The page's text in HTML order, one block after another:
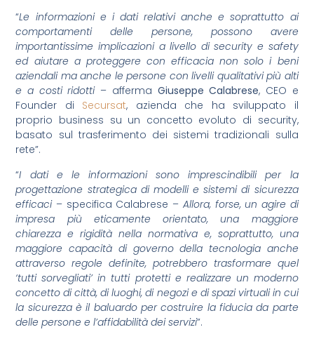
“Le informazioni e i dati relativi anche e soprattutto ai
comportamenti delle persone, possono avere
importantissime implicazioni a livello di security e safety
ed aiutare a proteggere con efficacia non solo i beni
aziendali ma anche le persone con livelli qualitativi più alti
e a costi ridotti– afferma Giuseppe Calabrese, CEO e
Founder di Secursat, azienda che ha sviluppato il
proprio business su un concetto evoluto di security,
basato sul trasferimento dei sistemi tradizionali sulla
rete”.
“I dati e le informazioni sono imprescindibili per la
progettazione strategica di modelli e sistemi di sicurezza
efficaci– specifica Calabrese – Allora, forse, un agire di
impresa più eticamente orientato, una maggiore
chiarezza e rigidità nella normativa e, soprattutto, una
maggiore capacità di governo della tecnologia anche
attraverso regole definite, potrebbero trasformare quel
‘tuttisorvegliati’ in tutti protetti e realizzare un moderno
concetto di città, di luoghi, di negozi e di spazi virtuali in cui
la sicurezza è il baluardo per costruire la fiducia da parte
delle persone e l’affidabilità dei servizi”.